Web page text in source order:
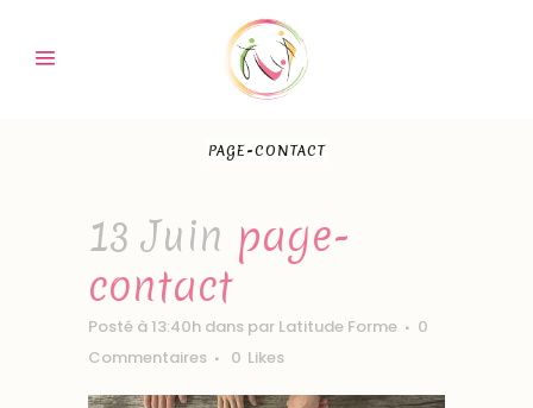
PAGE-CONTACT
13 Juin page-
contact
Posté à 13:40h dans par Latitude Forme
0
Commentaires
0 Likes